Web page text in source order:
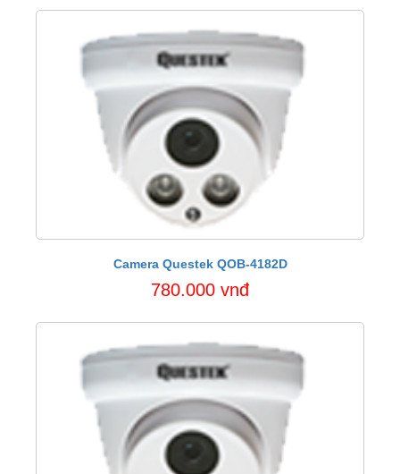
Camera Questek QOB-4182D
780.000 vnđ